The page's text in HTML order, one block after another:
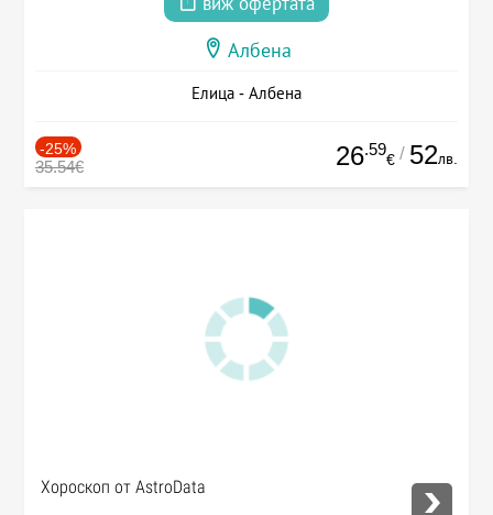
виж офертата
Албена
Елица - Албена
-25%
35.54€ 26.59
€ / 52лв.
Хороскоп от AstroData